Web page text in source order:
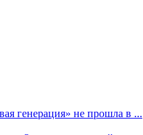
генерация» не прошла в ...